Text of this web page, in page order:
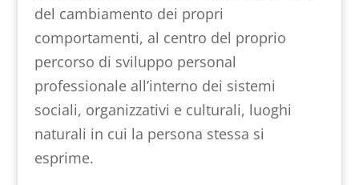
del cambiamento dei propri
comportamenti, al centro del proprio
percorso di sviluppo personal
professionale all’interno dei sistemi
sociali, organizzativi e culturali, luoghi
naturali in cui la persona stessa si
esprime.